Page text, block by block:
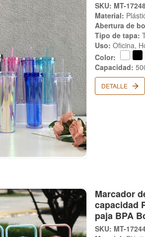
SKU: MT-
Material:
Abertura de
Tipo de tapa:
Uso: Oficina,
Color:
Capacidad:
DETALLE
Marcador
capacidad
paja BPA
SKU: MT-